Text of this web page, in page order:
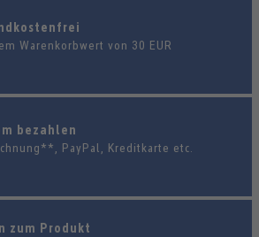
Warenkorbwert von 30 EUR
bezahlen
PayPal, Kreditkarte etc.
zum Produkt